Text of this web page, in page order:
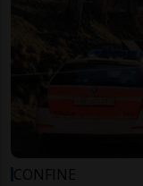
CONFINE